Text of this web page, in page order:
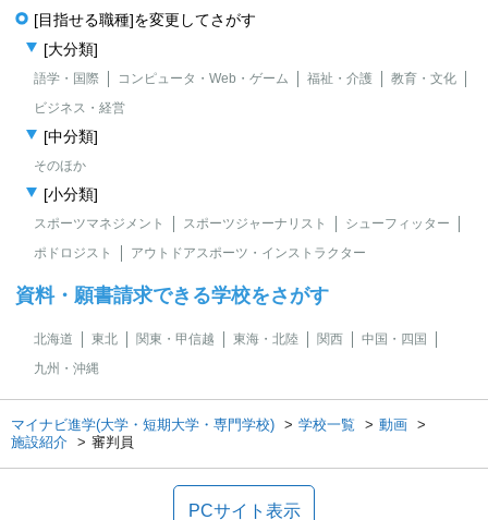
[目指せる職種]を変更してさがす
[大分類]
語学・国際 コンピュータ・Web・ゲーム 福祉・介護
教育・文化
ビジネス・経営
[中分類]
そのほか
[小分類]
スポーツマネジメント スポーツジャーナリスト
シューフィッター
ポドロジスト
アウトドアスポーツ・インストラクター
資料・願書請求できる学校をさがす
北海道 東北 関東・甲信越 東海・北陸 関西
中国・四国
九州・沖縄
マイナビ進学(大学・短期大学・専門学校) 学校一覧
動画
施設紹介
審判員
PCサイト表示